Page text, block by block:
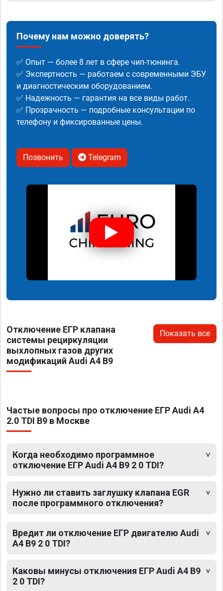
Почему нам можно доверять?
✅ Опыт — более 8 лет в сфере чип-тюнинга.
✅ Экспертность — работаем с современными ЭБУ
и диагностическим оборудованием.
✅ Надежность — гарантия на все виды работ.
✅ Прозрачность — подробные консультации по
телефону и фиксированные цены.
Позвонить Telegram
Отключение ЕГР клапана
системы рециркуляции
выхлопных газов других
модификаций Audi A4 B9
Показать все
Частые вопросы про отключение ЕГР Audi A4
2.0 TDI B9 в Москве
Когда необходимо программное
отключение ЕГР Audi A4 B9 2 0 TDI?
Нужно ли ставить заглушку клапана EGR
после программного отключения?
Вредит ли отключение ЕГР двигателю Audi
A4 B9 2 0 TDI?
Каковы минусы отключения ЕГР Audi A4 B9
2 0 TDI?